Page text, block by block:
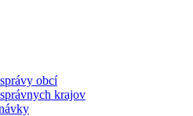
obcí
krajov